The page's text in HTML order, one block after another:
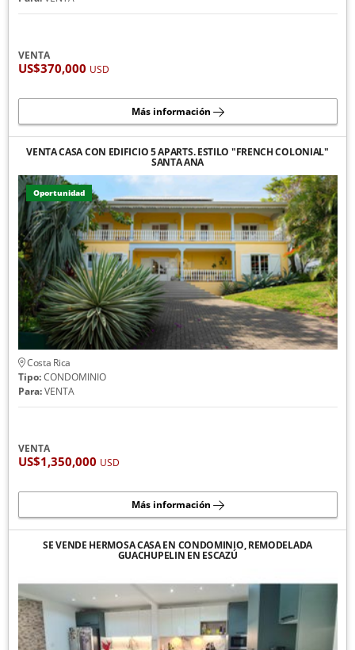
VENTA
US$370,000 USD
Más información
VENTA CASA CON EDIFICIO 5 APARTS. ESTILO "FRENCH COLONIAL"
SANTA ANA
Oportunidad
Costa Rica
Tipo:CONDOMINIO
Para:VENTA
VENTA
US$1,350,000 USD
Más información
SE VENDE HERMOSA CASA EN CONDOMINIO, REMODELADA
GUACHUPELIN EN ESCAZÚ